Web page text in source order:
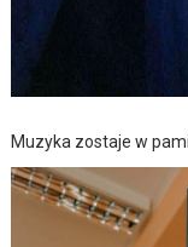
Muzyka zostaje w